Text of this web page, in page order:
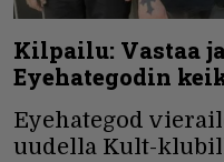
Kilpailu: Vastaa
Eyehategodin
Eyehategod
uudella Kult-